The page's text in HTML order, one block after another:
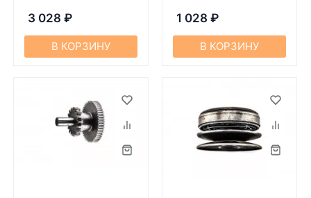
3 028 ₽
В КОРЗИНУ
1 028 ₽
В КОРЗИНУ